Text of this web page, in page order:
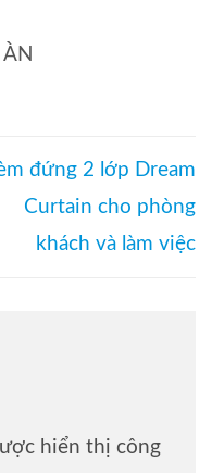
đứng 2 lớp Dream
Curtain cho phòng
khách và làm việc
hiển thị công